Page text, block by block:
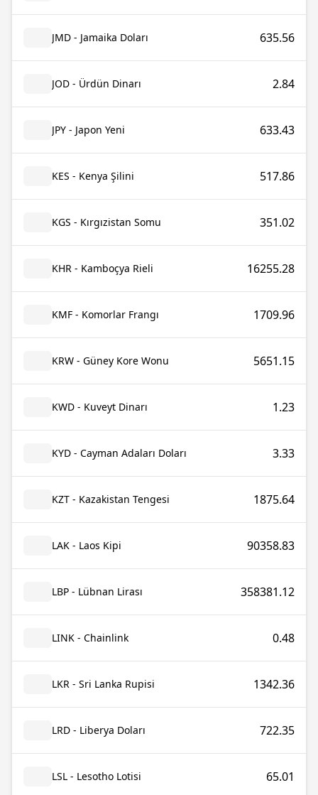
JMD - Jamaika Doları 635.56
JOD - Ürdün Dinarı 2.84
JPY - Japon Yeni 633.43
KES - Kenya Şilini 517.86
KGS - Kırgızistan Somu 351.02
KHR - Kamboçya Rieli 16255.28
KMF - Komorlar Frangı 1709.96
KRW - Güney Kore Wonu 5651.15
KWD - Kuveyt Dinarı 1.23
KYD - Cayman Adaları Doları 3.33
KZT - Kazakistan Tengesi 1875.64
LAK - Laos Kipi 90358.83
LBP - Lübnan Lirası 358381.12
LINK - Chainlink 0.48
LKR - Sri Lanka Rupisi 1342.36
LRD - Liberya Doları 722.35
LSL - Lesotho Lotisi 65.01